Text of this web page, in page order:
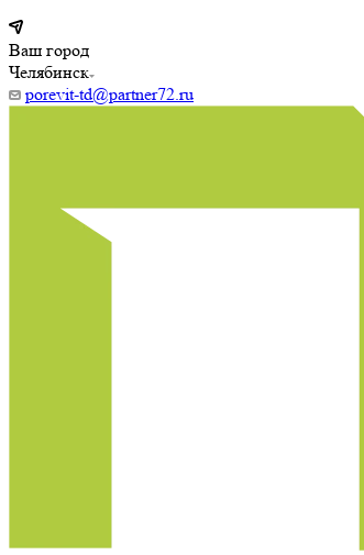
Ваш город
Челябинск
porevit-td@partner72.ru